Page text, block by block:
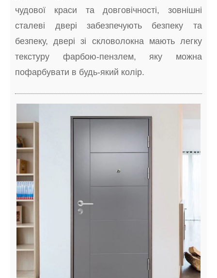
чудової краси та довговічності, зовнішні
сталеві двері забезпечують безпеку та
безпеку, двері зі скловолокна мають легку
текстуру фарбою-пензлем, яку можна
пофарбувати в будь-який колір.